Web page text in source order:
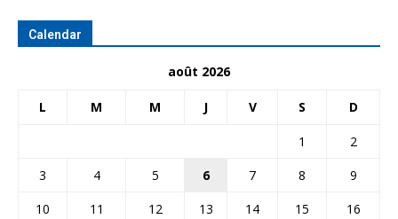
Calendar
août 2026
L M M J V S D
1
2
3
4 5 6 7 8
9
10
11 12 13 14 15
16